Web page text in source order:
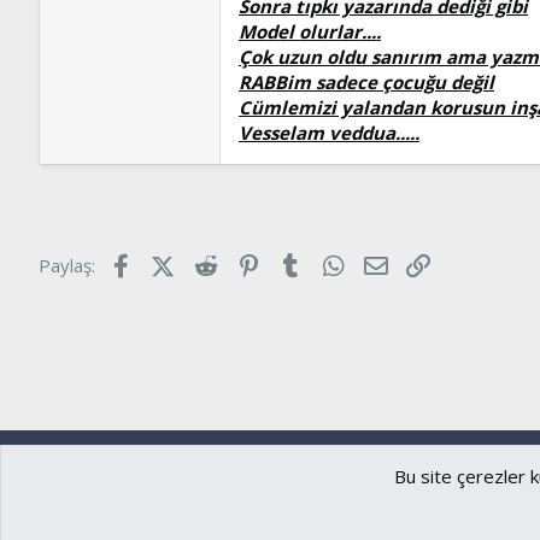
Sonra tıpkı yazarında dediği gibi
Model olurlar....
Çok uzun oldu sanırım ama
RABBim sadece çocuğu değil
Cümlemizi yalandan korusun
Vesselam veddua.....
Paylaş: FacebookX (Twitter)
Reddit PinterestTumblrWhatsApp
E-posta
Bu site çerezler